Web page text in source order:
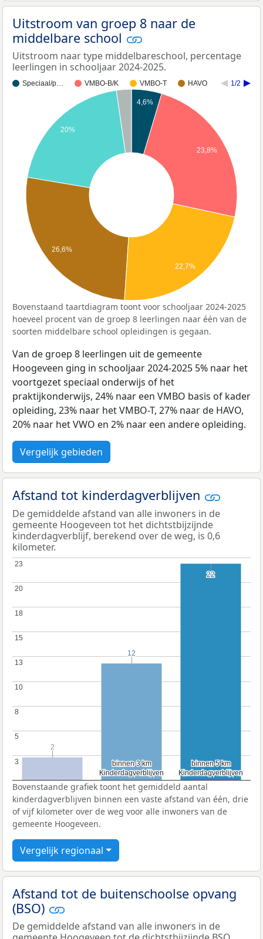
Uitstroom van groep 8 naar de
middelbare school
Uitstroom naar type middelbareschool, percentage
leerlingen in schooljaar 2024-2025.
Speciaal/p… VMBO-B/K VMBO-T HAVO 1/2
4,6%
23,8%
20%
26,6%
22,7%
Bovenstaand taartdiagram toont voor schooljaar 2024-2025
hoeveel procent van de groep 8 leerlingen naar één van de
soorten middelbare school opleidingen is gegaan.
Van de groep 8 leerlingen uit de gemeente
Hoogeveen ging in schooljaar 2024-2025 5% naar het
voortgezet speciaal onderwijs of het
praktijkonderwijs, 24% naar een VMBO basis of kader
opleiding, 23% naar het VMBO-T, 27% naar de HAVO,
20% naar het VWO en 2% naar een andere opleiding.
Vergelijk gebieden
Afstand tot kinderdagverblijven
De gemiddelde afstand van alle inwoners in de
gemeente Hoogeveen tot het dichtstbijzijnde
kinderdagverblijf, berekend over de weg, is 0,6
kilometer.
Kinderdagverblijven
Kinderdagverblijven
binnen 3 km
binnen 3 km
Kinderdagverblijven
Kinderdagverblijven
binnen 5 km
binnen 5 km
3
3
5
5
8
8
10
10
13
13
15
15
18
18
20
20
23
23
2
2
12
12
22
22
Bovenstaande grafiek toont het gemiddeld aantal
kinderdagverblijven binnen een vaste afstand van één, drie
of vijf kilometer over de weg voor alle inwoners van de
gemeente Hoogeveen.
Vergelijk regionaal
Afstand tot de buitenschoolse opvang
(BSO)
De gemiddelde afstand van alle inwoners in de